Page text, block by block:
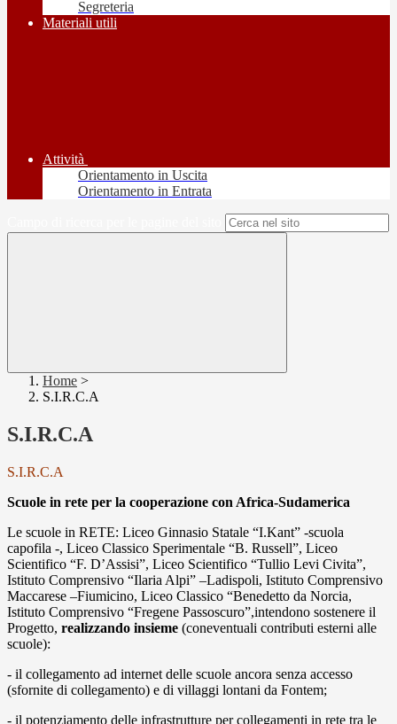
Segreteria
Materiali utili
Attività
Orientamento in Uscita
Orientamento in Entrata
Home >
S.I.R.C.A
S.I.R.C.A
S.I.R.C.A
Scuole in rete per la cooperazione con Africa-Sudamerica
Le scuole in RETE: Liceo Ginnasio Statale “I.Kant” -scuola
capofila -, Liceo Classico Sperimentale “B. Russell”, Liceo
Scientifico “F. D’Assisi”, Liceo Scientifico “Tullio Levi Civita”,
Istituto Comprensivo “Ilaria Alpi” –Ladispoli, Istituto Comprensivo
Maccarese –Fiumicino, Liceo Classico “Benedetto da Norcia,
Istituto Comprensivo “Fregene Passoscuro”,intendono sostenere il
Progetto, realizzando insieme (coneventuali contributi esterni alle
scuole):
- il collegamento ad internet delle scuole ancora senza accesso
(sfornite di collegamento) e di villaggi lontani da Fontem;
- il potenziamento delle infrastrutture per collegamenti in rete tra le